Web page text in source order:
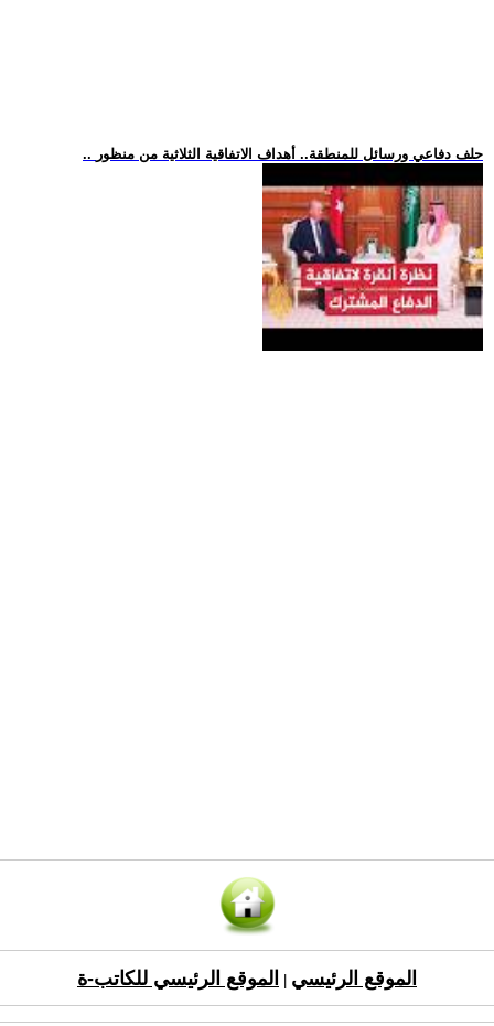
.. حلف دفاعي ورسائل للمنطقة.. أهداف الاتفاقية الثلاثية من منظور
الموقع الرئيسي الموقع الرئيسي للكاتب-ة